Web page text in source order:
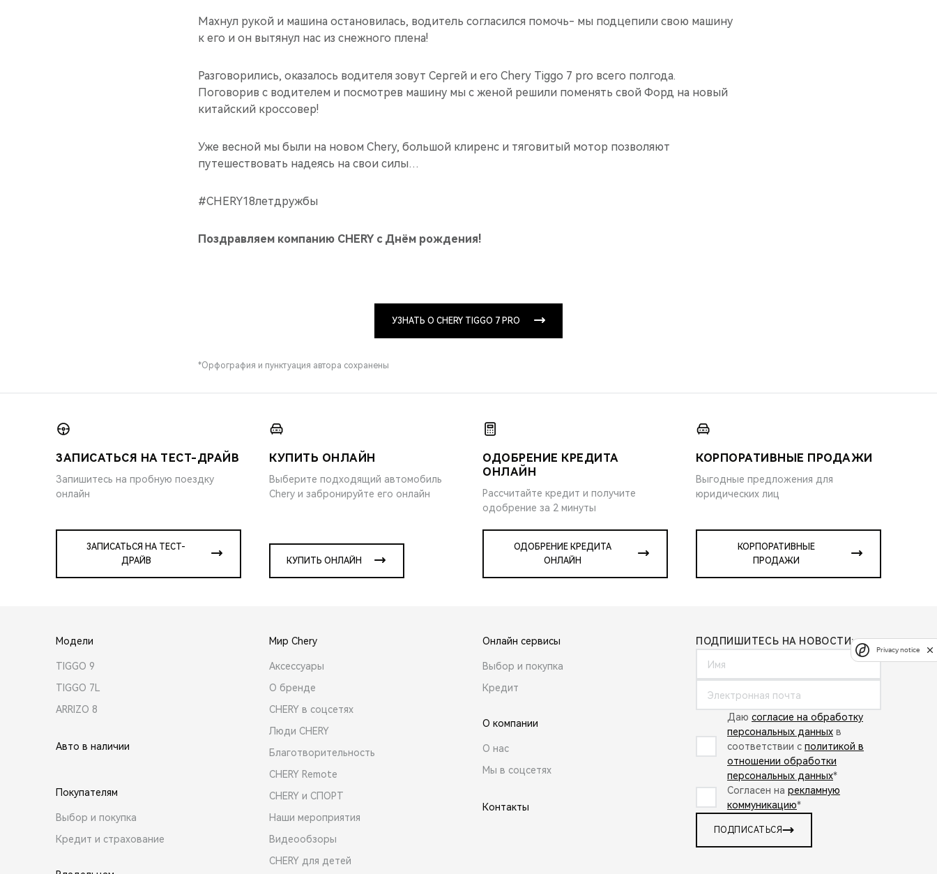
Махнул рукой и машина остановилась, водитель согласился помочь- мы подцепили свою машину
к его и он вытянул нас из снежного плена!
Разговорились, оказалось водителя зовут Сергей и его Chery Tiggo 7 pro всего полгода.
Поговорив с водителем и посмотрев машину мы с женой решили поменять свой Форд на новый
китайский кроссовер!
Уже весной мы были на новом Chery, большой клиренс и тяговитый мотор позволяют
путешествовать надеясь на свои силы…
#CHERY18летдружбы
Поздравляем компанию CHERY с Днём рождения!
УЗНАТЬ О CHERY TIGGO 7 PRO
*Орфография и пунктуация автора сохранены
ЗАПИСАТЬСЯ НА ТЕСТ-ДРАЙВ
Запишитесь на пробную поездку
онлайн
ЗАПИСАТЬСЯ НА ТЕСТ-
ДРАЙВ
КУПИТЬ ОНЛАЙН
Выберите подходящий автомобиль
Chery и забронируйте его онлайн
КУПИТЬ ОНЛАЙН
ОДОБРЕНИЕ КРЕДИТА
ОНЛАЙН
Рассчитайте кредит и получите
одобрение за 2 минуты
ОДОБРЕНИЕ КРЕДИТА
ОНЛАЙН
КОРПОРАТИВНЫЕ ПРОДАЖИ
Выгодные предложения для
юридических лиц
КОРПОРАТИВНЫЕ
ПРОДАЖИ
Модели
TIGGO 9
TIGGO 7L
ARRIZO 8
Авто в наличии
Покупателям
Выбор и покупка
Кредит и страхование
Мир Chery
Аксессуары
О бренде
CHERY в соцсетях
Люди CHERY
Благотворительность
CHERY Remote
CHERY и СПОРТ
Наши мероприятия
Видеообзоры
CHERY для детей
Онлайн сервисы
Выбор и покупка
Кредит
О компании
О нас
Мы в соцсетях
Контакты
ПОДПИШИТЕСЬ НА НОВОСТИ:
Даю согласие на обработку
персональных данных в
соответствии с политикой в
отношении обработки
персональных данных*
Согласен на рекламную
коммуникацию*
ПОДПИСАТЬСЯ
Privacy notice